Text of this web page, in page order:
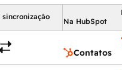
Na HubSpot
Contatos